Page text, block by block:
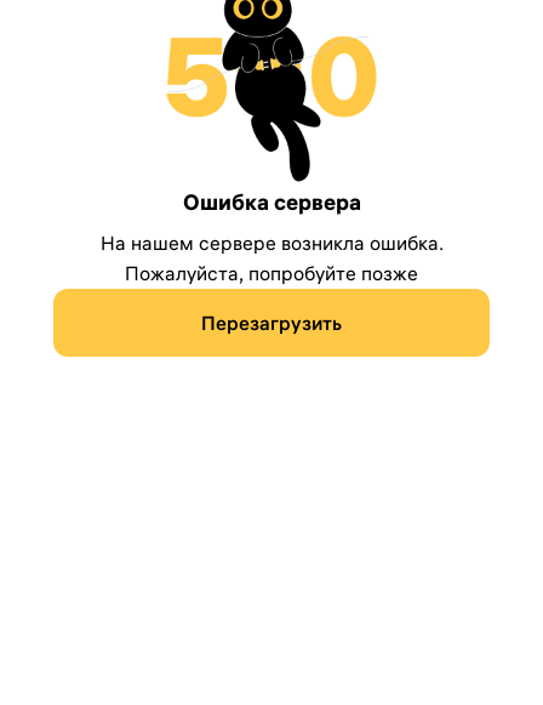
Ошибка сервера
На нашем сервере возникла ошибка.
Пожалуйста, попробуйте позже
Перезагрузить